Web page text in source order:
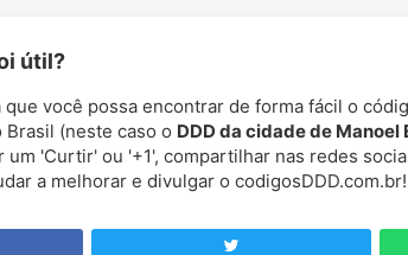
útil?
que você possa encontrar de forma fácil o
(neste caso o DDD da cidade de Manoel
um 'Curtir' ou '+1', compartilhar nas redes
a melhorar e divulgar o codigosDDD.com.br!